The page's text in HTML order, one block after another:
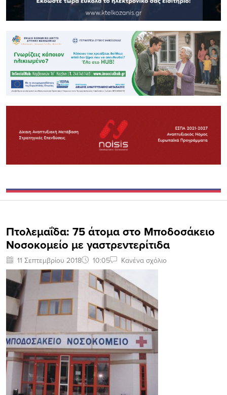
Πτολεμαΐδα: 75 άτομα στο Μποδοσάκειο
Νοσοκομείο με γαστρεντερίτιδα
11 Σεπτεμβρίου 2018 10:05 Κανένα σχόλιο